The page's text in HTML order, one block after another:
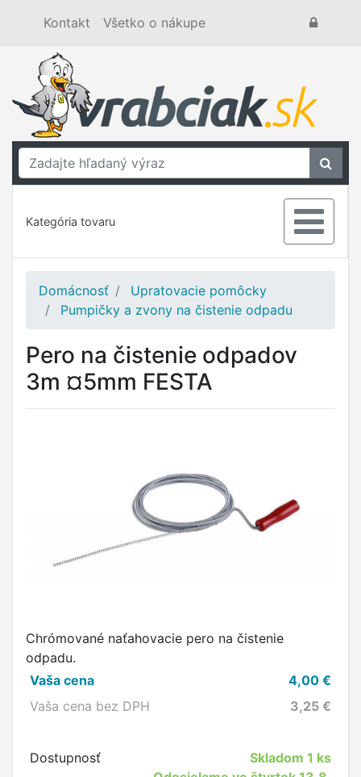
Kontakt Všetko o nákupe
Kategória tovaru
Domácnosť
Upratovacie pomôcky
Pumpičky a zvony na čistenie odpadu
Pero na čistenie odpadov
3m ¤5mm FESTA
Chrómované naťahovacie pero na čistenie
odpadu.
Vaša cena
4,00 €
Vaša cena bez DPH
3,25 €
Dostupnosť Skladom1 ks